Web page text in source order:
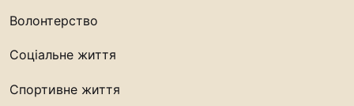
Волонтерство
Соціальне життя
Спортивне життя